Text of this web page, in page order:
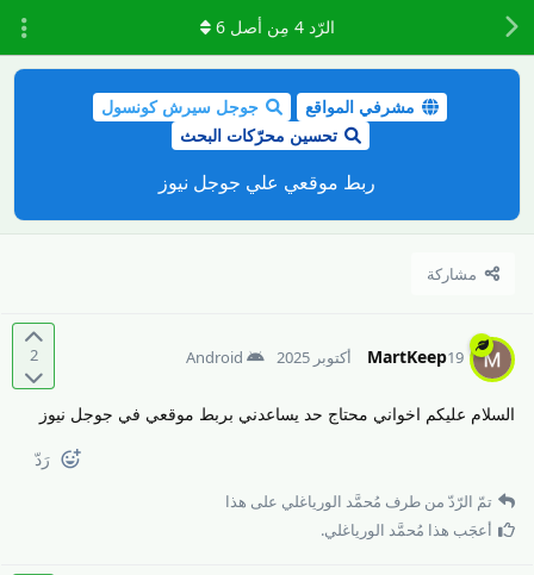
مشرفي المواقع
جوجل سيرش كونسول
تحسين محرّكات البحث
ربط موقعي علي جوجل نيوز
مشاركة
الرّد4 مِن أصل6
2 MartKeep19 أكتوبر 2025 Android
السلام عليكم اخواني محتاج حد يساعدني بربط موقعي في جوجل نيوز
رَدّ
تمّ الرّدّ من طرف مُحمَّد الورياغلي على هذا
أعجَب هذا مُحمَّد الورياغلي.